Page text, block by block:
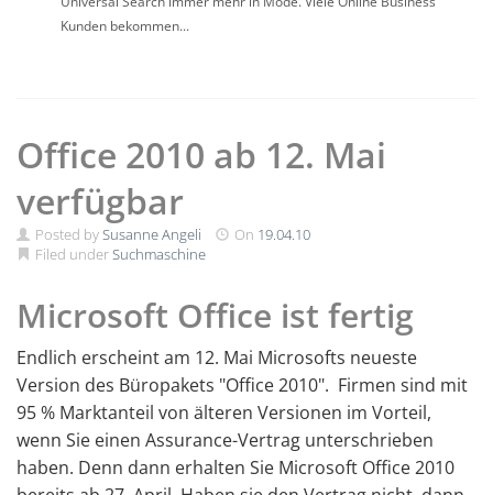
Kunden bekommen...
Office 2010 ab 12. Mai
verfügbar
Posted bySusanne Angeli On 19.04.10
Filed underSuchmaschine
Microsoft Office ist fertig
Endlich erscheint am 12. Mai Microsofts neueste
Version des Büropakets "Office 2010". Firmen sind mit
95 % Marktanteil von älteren Versionen im Vorteil,
wenn Sie einen Assurance-Vertrag unterschrieben
haben. Denn dann erhalten Sie Microsoft Office 2010